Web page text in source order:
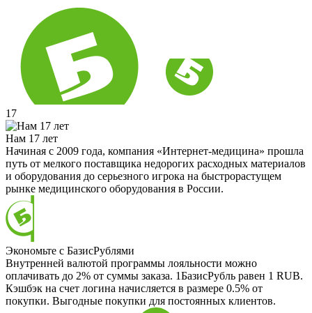
17
Нам 17 лет
Начиная с 2009 года, компания «Интернет-медицина» прошла
путь от мелкого поставщика недорогих расходных материалов
и оборудования до серьезного игрока на быстрорастущем
рынке медицинского оборудования в России.
Экономьте с БазисРублями
Внутренней валютой программы лояльности можно
оплачивать до 2% от суммы заказа. 1БазисРубль равен 1 RUB.
Кэшбэк на счет логина начисляется в размере 0.5% от
покупки. Выгодные покупки для постоянных клиентов.